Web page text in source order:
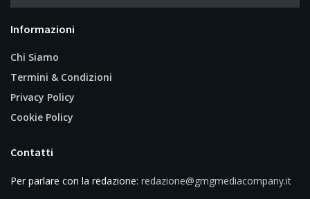
Informazioni
Chi Siamo
Termini & Condizioni
Privacy Policy
Cookie Policy
Contatti
Per parlare con la redazione: redazione@gmgmediacompany.it